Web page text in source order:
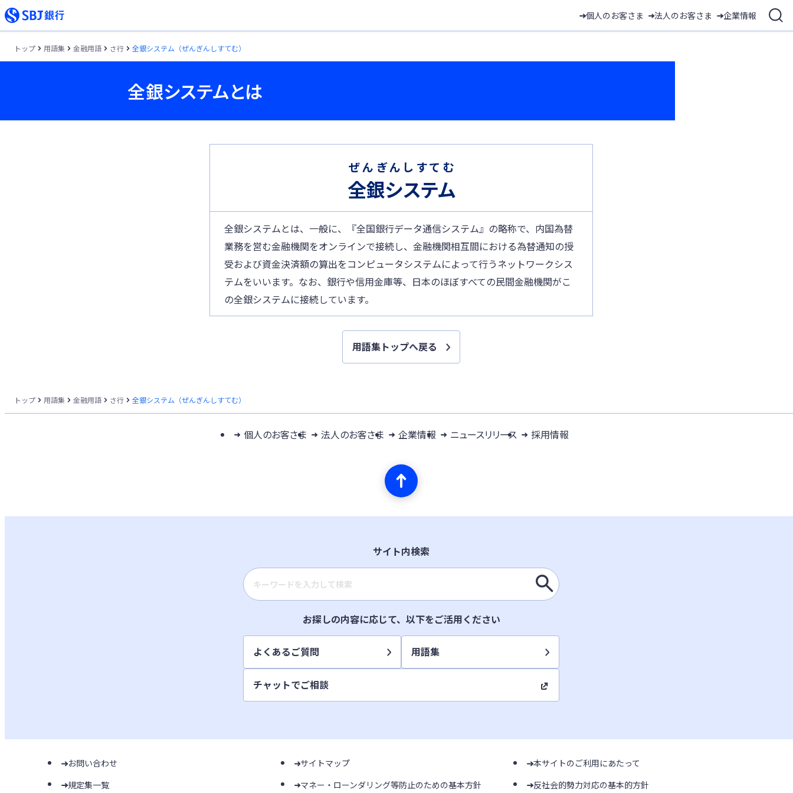
個人のお客さま 法人のお客さま 企業情報
トップ 用語集 金融用語 さ行 全銀システム（ぜんぎんしすてむ）
全銀システムとは
全銀システム
ぜんぎんしすてむ
全銀システムとは、一般に、『全国銀行データ通信システム』の略称で、内国為替
業務を営む金融機関をオンラインで接続し、金融機関相互間における為替通知の授
受および資金決済額の算出をコンピュータシステムによって行うネットワークシス
テムをいいます。なお、銀行や信用金庫等、日本のほぼすべての民間金融機関がこ
の全銀システムに接続しています。
用語集トップへ戻る
トップ 用語集 金融用語 さ行 全銀システム（ぜんぎんしすてむ）
個人のお客さま 法人のお客さま 企業情報 ニュースリリース 採用情報
サイト内検索
検索キーワード入力
お探しの内容に応じて、以下をご活用ください
よくあるご質問 用語集
チャットでご相談
お問い合わせ サイトマップ
本サイトのご利用にあたって
規定集一覧
マネー・ローンダリング等防止のための基本方針 反社会的勢力対応の基本的方針